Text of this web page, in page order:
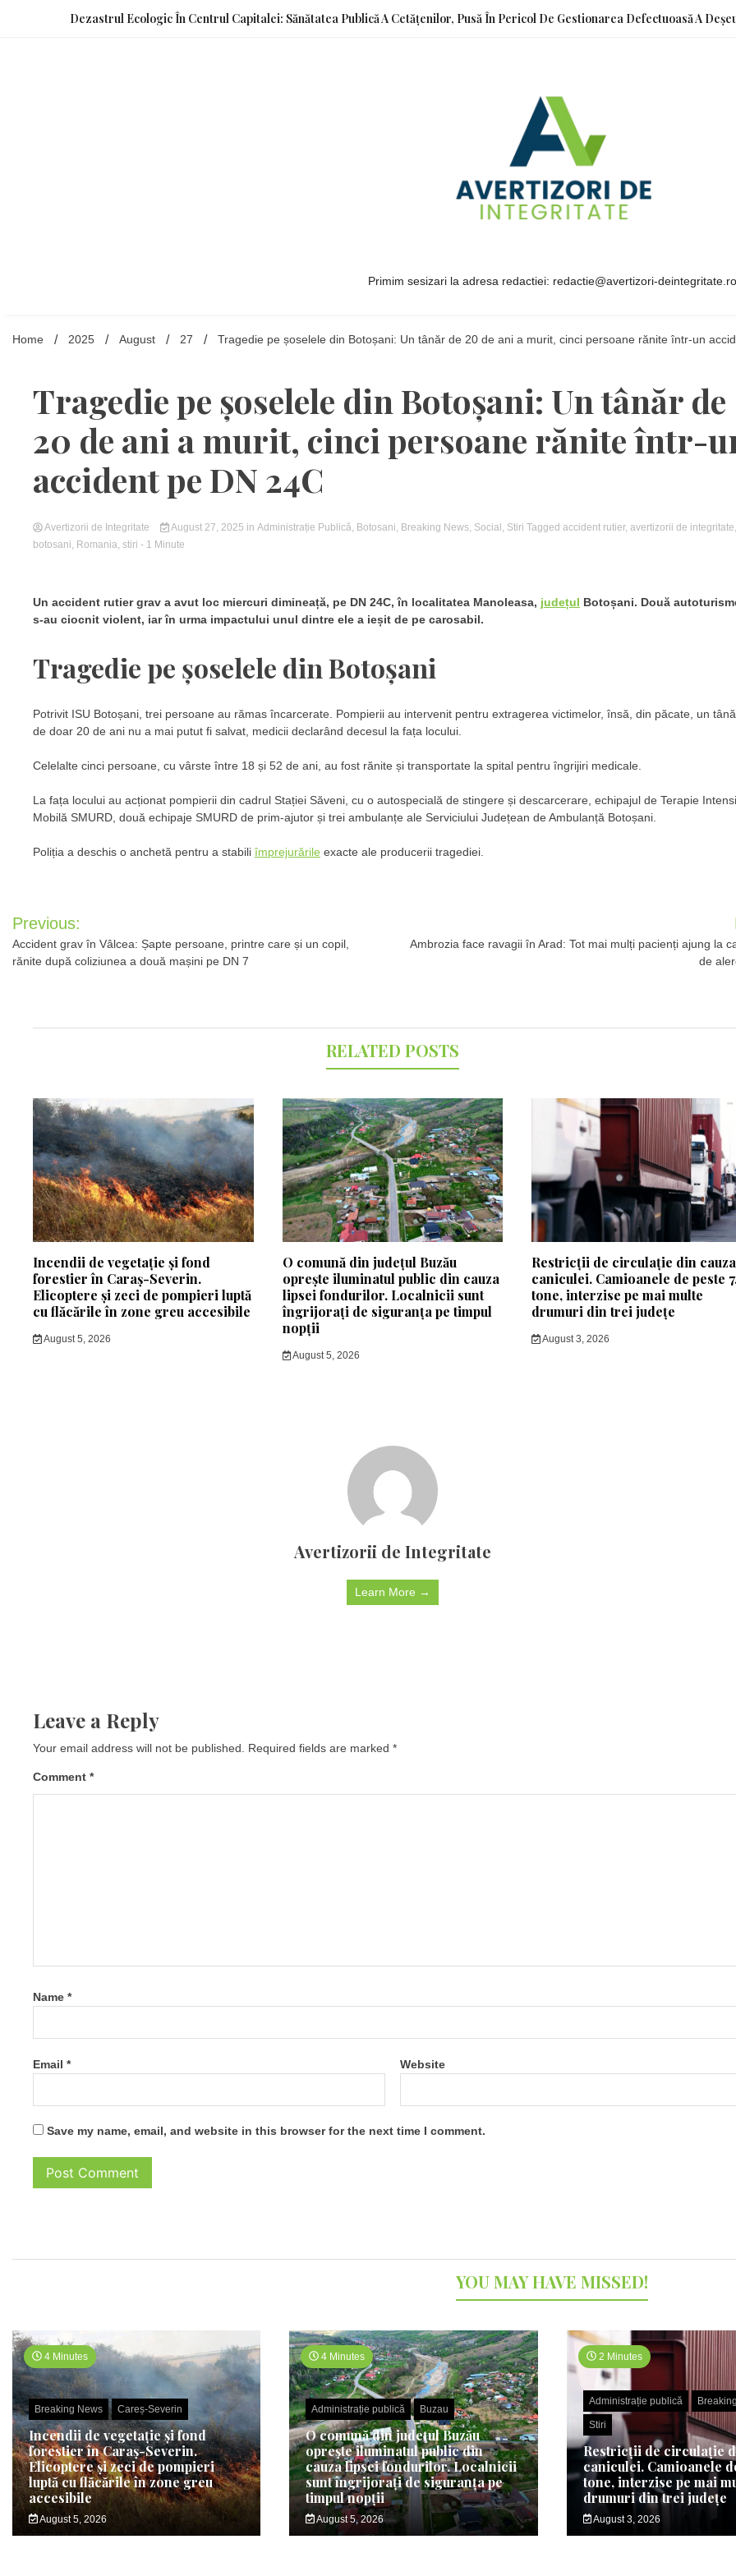
Dezastrul Ecologic În Centrul Capitalei: Sănătatea Publică A Cetățenilor, Pusă În Pericol De Gestionarea Defectuoasă A
Primim sesizari la adresa redactiei: redactie@avertizori-deintegritate.ro
Home 2025 August 27 Tragedie pe șoselele din Botoșani: Un tânăr de 20 de ani a murit, cinci persoane rănite într-un
Tragedie pe șoselele din Botoșani: Un tânăr de
20 de ani a murit, cinci persoane rănite într-
accident pe DN 24C
Avertizorii de Integritate August 27, 2025 in Administrație Publică, Botosani, Breaking News, Social , Stiri Tagged accident rutier, avertizorii de integritate,
botosani, Romania, stiri - 1 Minute
Un accident rutier grav a avut loc miercuri dimineață, pe DN 24C, în localitatea Manoleasa, județul Botoșani. Două
s-au ciocnit violent, iar în urma impactului unul dintre ele a ieșit de pe carosabil.
Tragedie pe șoselele din Botoșani
Potrivit ISU Botoșani, trei persoane au rămas încarcerate. Pompierii au intervenit pentru extragerea victimelor, însă, din păcate, un
de doar 20 de ani nu a mai putut fi salvat, medicii declarând decesul la fața locului.
Celelalte cinci persoane, cu vârste între 18 și 52 de ani, au fost rănite și transportate la spital pentru îngrijiri medicale.
La fața locului au acționat pompierii din cadrul Stației Săveni, cu o autospecială de stingere și descarcerare, echipajul de Terapie
Mobilă SMURD, două echipaje SMURD de prim-ajutor și trei ambulanțe ale Serviciului Județean de Ambulanță Botoșani.
Poliția a deschis o anchetă pentru a stabili împrejurările exacte ale producerii tragediei.
Post
navigation
Previous:
Accident grav în Vâlcea: Șapte persoane, printre care și un copil,
rănite după coliziunea a două mașini pe DN 7
Ambrozia face ravagii în Arad: Tot mai mulți pacienți ajung la
de
RELATED POSTS
Incendii de vegetație și fond
forestier în Caraș-Severin.
Elicoptere și zeci de pompieri luptă
cu flăcările în zone greu accesibile
August 5, 2026
O comună din județul Buzău
oprește iluminatul public din cauza
lipsei fondurilor. Localnicii sunt
îngrijorați de siguranța pe timpul
nopții
August 5, 2026
Restricții de circulație din cauza
caniculei. Camioanele de peste
tone, interzise pe mai multe
drumuri din trei județe
August 3, 2026
Avertizorii de Integritate
Learn More →
Leave a Reply
Your email address will not be published. Required fields are marked *
Comment *
Name *
Email * Website
Save my name, email, and website in this browser for the next time I comment.
YOU MAY HAVE MISSED!
4 Minutes
Breaking News Careș-Severin
Incendii de vegetație și fond
forestier în Caraș-Severin.
Elicoptere și zeci de pompieri
luptă cu flăcările în zone greu
accesibile
August 5, 2026
4 Minutes
Administrație publică Buzau
O comună din județul Buzău
oprește iluminatul public din
cauza lipsei fondurilor. Localnicii
sunt îngrijorați de siguranța pe
timpul nopții
August 5, 2026
2 Minutes
Administrație publică
Stiri
Restricții de circulație
caniculei. Camioanele
tone, interzise pe mai
drumuri din trei județe
August 3, 2026